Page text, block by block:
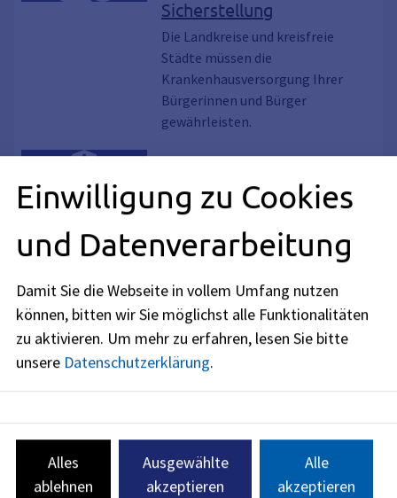
Sicherstellung
Die Landkreise und kreisfreie
Städte müssen die
Krankenhausversorgung Ihrer
Bürgerinnen und Bürger
gewährleisten.
Serviceleistung, pflegeservice
Pflege; Beratung für
Pflegebedürftige sowie
ihre Zu- und Angehörigen
Unter anderem bieten
Landratsämter, kreisfreie Städte
und Bezirke eine kostenlose
Beratung für Pflegebedürftige und
ihre Zu- und Angehörigen an.
Serviceleistung, Fleisch, Schlachttier
Fleischuntersuchung;
Durchführung
Durch die Schlachttier- und
Einwilligung zu Cookies
und Datenverarbeitung
Damit Sie die Webseite in vollem Umfang nutzen
können, bitten wir Sie möglichst alle Funktionalitäten
zu aktivieren. Um mehr zu erfahren, lesen Sie bitte
unsere Datenschutzerklärung.
Alles
ablehnen
Ausgewählte
akzeptieren
Alle
akzeptieren